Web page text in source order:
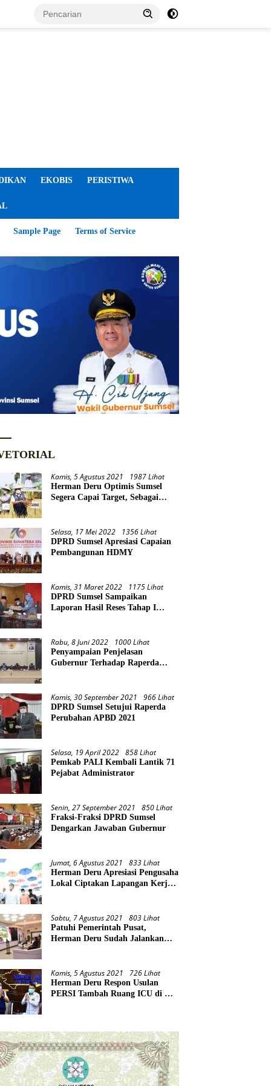
EKOBIS PERISTIWA
Sample Page Terms of Service
Kamis, 5 Agustus 2021 1987 Lihat
Herman Deru Optimis Sumsel
Segera Capai Target, Sebagai
Selasa, 17 Mei 2022 1356 Lihat
DPRD Sumsel Apresiasi Capaian
Pembangunan HDMY
Kamis, 31 Maret 2022 1175 Lihat
DPRD Sumsel Sampaikan
Laporan Hasil Reses Tahap I
Rabu, 8 Juni 2022 1000 Lihat
Penyampaian Penjelasan
Gubernur Terhadap Raperda
Kamis, 30 September 2021 966 Lihat
DPRD Sumsel Setujui Raperda
Perubahan APBD 2021
Selasa, 19 April 2022 858 Lihat
Pemkab PALI Kembali Lantik 71
Pejabat Administrator
Senin, 27 September 2021 850 Lihat
Fraksi-Fraksi DPRD Sumsel
Dengarkan Jawaban Gubernur
Jumat, 6 Agustus 2021 833 Lihat
Herman Deru Apresiasi Pengusaha
Lokal Ciptakan Lapangan Kerja
Sabtu, 7 Agustus 2021 803 Lihat
Patuhi Pemerintah Pusat,
Herman Deru Sudah Jalankan
Kamis, 5 Agustus 2021 726 Lihat
Herman Deru Respon Usulan
PERSI Tambah Ruang ICU di RS